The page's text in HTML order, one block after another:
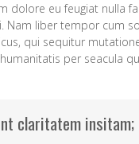
dolore eu feugiat nulla
Nam liber tempor cum
qui sequitur
per seacula
claritatem